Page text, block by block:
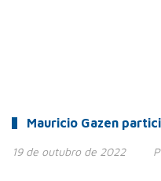
Mauricio Gazen
19 de outubro de 2022